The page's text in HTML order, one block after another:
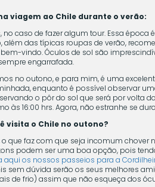
viagem ao Chile durante o verão:
caso de fazer algum tour. Essa
além das típicas roupas de verão,
vindo. Óculos de sol são
engarrafada.
no outono, e para mim, é uma
enquanto é possível observar
o pôr do sol que será por volta
às 16:00 hrs. Agora, não estranhe se
visita o Chile no outono?
que faz com que seja incomum
podem ser uma boa opção, pois
aqui os nossos passeios para a
sem dúvida serão os seus melhores
de frio) assim que não esqueça dos